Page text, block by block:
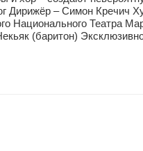
Дирижёр – Симон
Национального Театра
(баритон)